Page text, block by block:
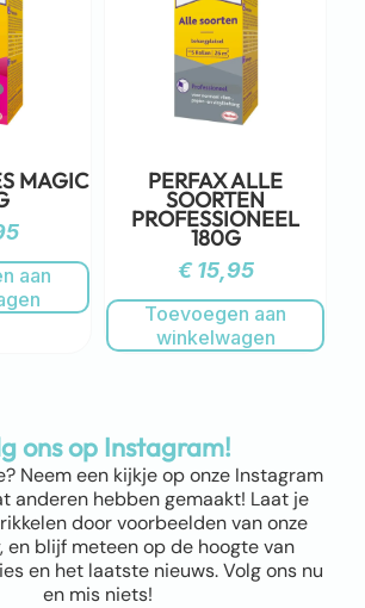
MAGIC
aan
PERFAX ALLE
SOORTEN
PROFESSIONEEL
180G
€15,95
Toevoegen aan
winkelwagen
ons op Instagram!
Neem een kijkje op onze Instagram
anderen hebben gemaakt! Laat je
door voorbeelden van onze
en blijf meteen op de hoogte van
en het laatste nieuws. Volg ons nu
en mis niets!